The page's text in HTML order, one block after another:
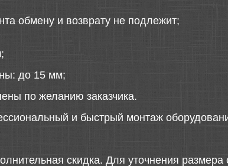
обмену и возврату не подлежит;
до 15 мм;
по желанию заказчика.
и быстрый монтаж
скидка. Для уточнения размера